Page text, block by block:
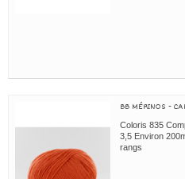
BB MÉRINOS -
Coloris 835
3,5 Environ
rangs